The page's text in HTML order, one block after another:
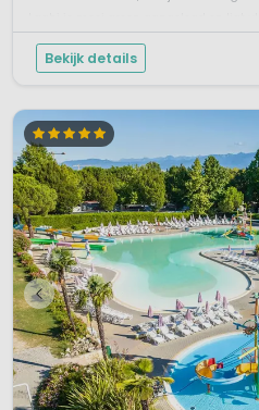
Bekijk details